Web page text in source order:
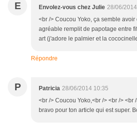
E Envolez-vous chez Julie 28/06/
<br /> Coucou Yoko, ça semble
agréable remplit de papotage entre
art (j'adore le palmier et la
Répondre
P Patricia 28/06/2014 10:35
<br /> Coucou Yoko,<br /> <br /> <br
bravo pour ton article qui est super.